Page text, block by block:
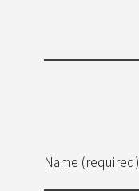
Name (required)